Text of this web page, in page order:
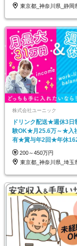
東京都_神奈川県_静岡
株式会社ユーニック
ドリンク配送★週休3
験OK★月25.6万～★入
有★賞与年2回★年休
完備
200～450万円
東京都_神奈川県_埼玉県_千葉